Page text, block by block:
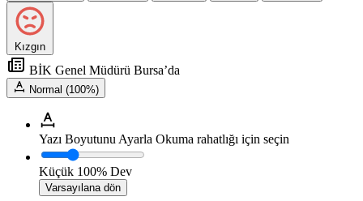
Kızgın
BİK Genel Müdürü Bursa’da
Normal (100%)
Yazı Boyutunu Ayarla Okuma rahatlığı için seçin
Küçük 100% Dev
Varsayılana dön